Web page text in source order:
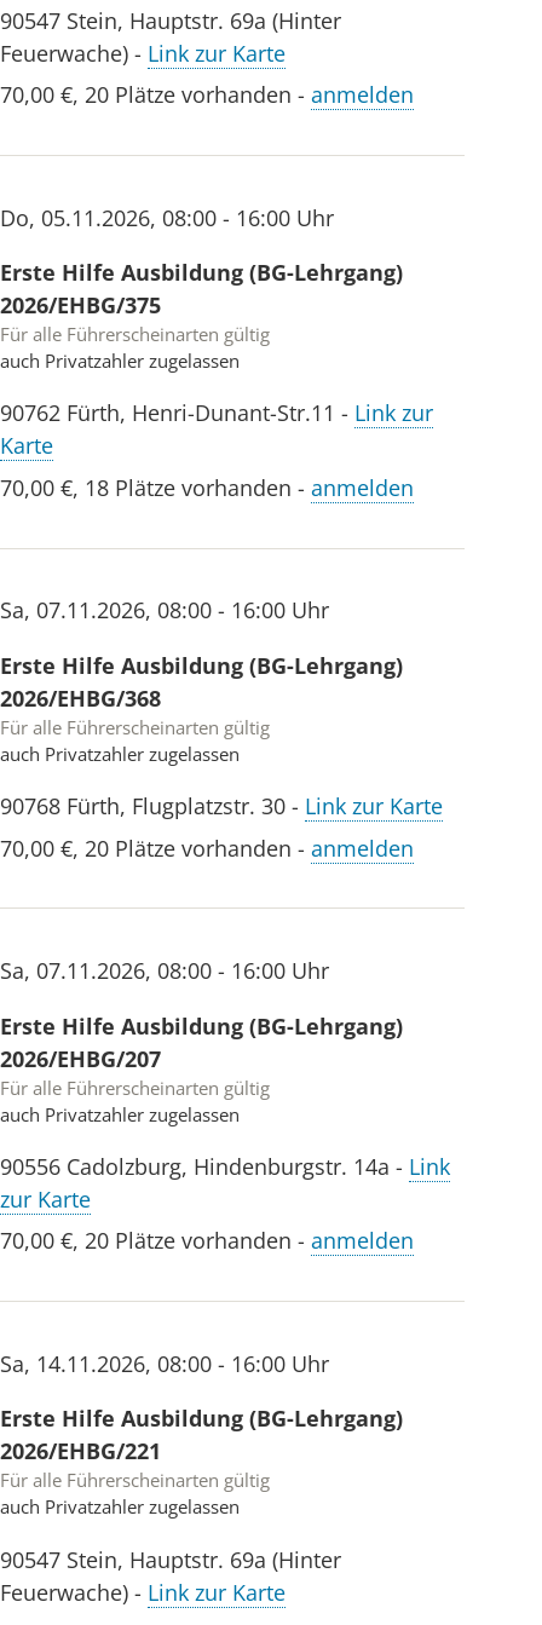
90547 Stein, Hauptstr. 69a (Hinter
Feuerwache) - Link zur Karte
70,00 €, 20 Plätze vorhanden - anmelden
Do, 05.11.2026, 08:00 - 16:00 Uhr
Erste Hilfe Ausbildung (BG-Lehrgang)
2026/EHBG/375
Für alle Führerscheinarten gültig
auch Privatzahler zugelassen
90762 Fürth, Henri-Dunant-Str.11 - Link zur
Karte
70,00 €, 18 Plätze vorhanden - anmelden
Sa, 07.11.2026, 08:00 - 16:00 Uhr
Erste Hilfe Ausbildung (BG-Lehrgang)
2026/EHBG/368
Für alle Führerscheinarten gültig
auch Privatzahler zugelassen
90768 Fürth, Flugplatzstr. 30 - Link zur Karte
70,00 €, 20 Plätze vorhanden - anmelden
Sa, 07.11.2026, 08:00 - 16:00 Uhr
Erste Hilfe Ausbildung (BG-Lehrgang)
2026/EHBG/207
Für alle Führerscheinarten gültig
auch Privatzahler zugelassen
90556 Cadolzburg, Hindenburgstr. 14a - Link
zur Karte
70,00 €, 20 Plätze vorhanden - anmelden
Sa, 14.11.2026, 08:00 - 16:00 Uhr
Erste Hilfe Ausbildung (BG-Lehrgang)
2026/EHBG/221
Für alle Führerscheinarten gültig
auch Privatzahler zugelassen
90547 Stein, Hauptstr. 69a (Hinter
Feuerwache) - Link zur Karte